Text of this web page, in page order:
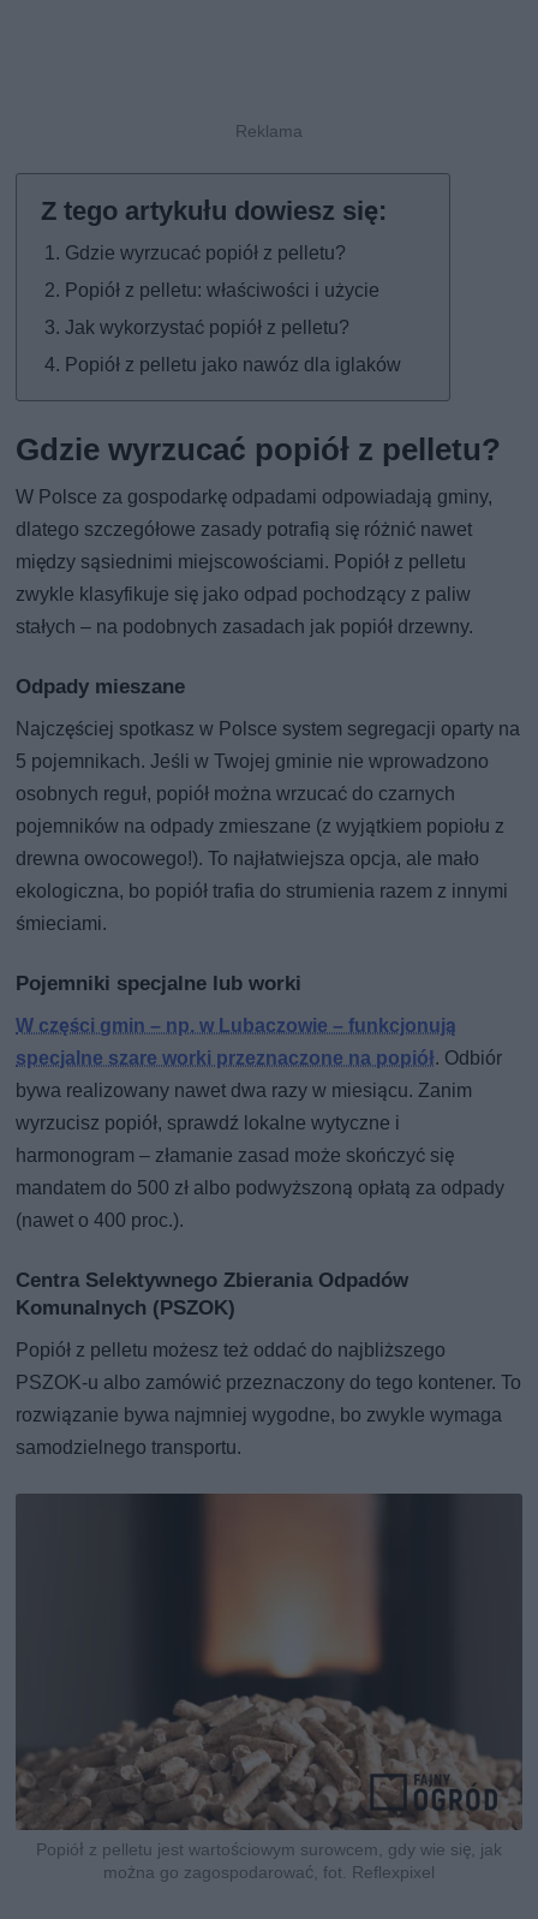
Gdzie wyrzucać popiół z pelletu?
Popiół z pelletu: właściwości i użycie
Jak wykorzystać popiół z pelletu?
Popiół z pelletu jako nawóz dla iglaków
Gdzie wyrzucać popiół z pelletu?
W Polsce za gospodarkę odpadami odpowiadają gminy,
dlatego szczegółowe zasady potrafią się różnić nawet
między sąsiednimi miejscowościami. Popiół z pelletu
zwykle klasyfikuje się jako odpad pochodzący z paliw
stałych – na podobnych zasadach jak popiół drzewny.
Odpady mieszane
Najczęściej spotkasz w Polsce system segregacji oparty na
5 pojemnikach. Jeśli w Twojej gminie nie wprowadzono
osobnych reguł, popiół można wrzucać do czarnych
pojemników na odpady zmieszane (z wyjątkiem popiołu z
drewna owocowego!). To najłatwiejsza opcja, ale mało
ekologiczna, bo popiół trafia do strumienia razem z innymi
śmieciami.
Pojemniki specjalne lub worki
W części gmin – np. w Lubaczowie – funkcjonują
specjalne szare worki przeznaczone na popiół. Odbiór
bywa realizowany nawet dwa razy w miesiącu. Zanim
wyrzucisz popiół, sprawdź lokalne wytyczne i
harmonogram – złamanie zasad może skończyć się
mandatem do 500 zł albo podwyższoną opłatą za odpady
(nawet o 400 proc.).
Centra Selektywnego Zbierania Odpadów
Komunalnych (PSZOK)
Popiół z pelletu możesz też oddać do najbliższego
PSZOK-u albo zamówić przeznaczony do tego kontener. To
rozwiązanie bywa najmniej wygodne, bo zwykle wymaga
samodzielnego transportu.
Popiół z pelletu jest wartościowym surowcem, gdy wie się, jak
można go zagospodarować, fot. Reflexpixel